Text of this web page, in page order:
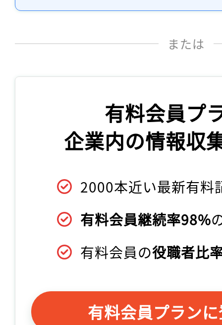
または
有料会員プ
企業内の情報収
2000本近い最新有料
有料会員継続率98%
有料会員の役職者比
有料会員プラン